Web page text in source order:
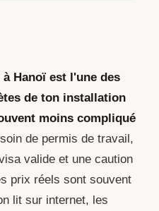
Hanoï est l'une des
de ton installation
moins compliqué
de permis de travail,
valide et une caution
prix réels sont souvent
lit sur internet, les